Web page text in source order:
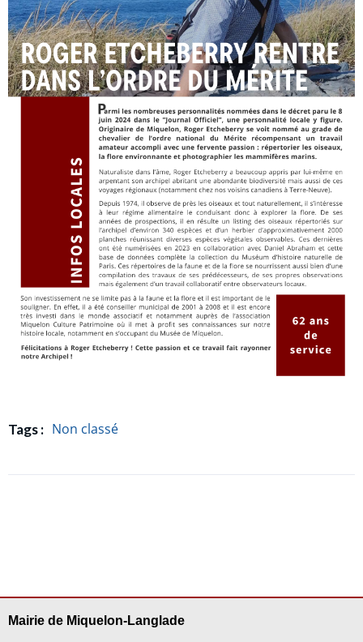
Tags : Non classé
Mairie de Miquelon-Langlade